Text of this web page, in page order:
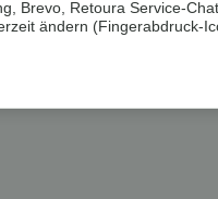
Brevo, Retoura Service-
ändern (Fingerabdruck-